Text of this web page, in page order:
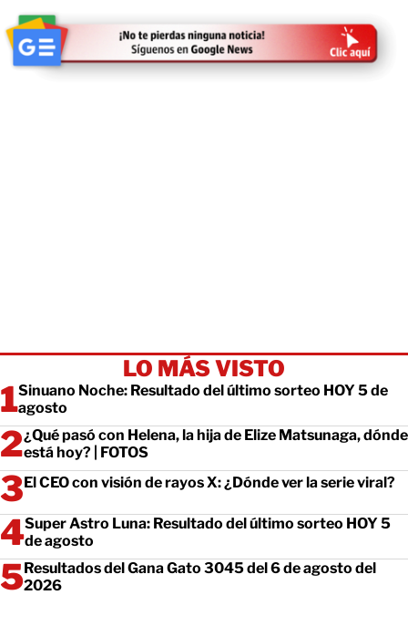
LO MÁS VISTO
Sinuano Noche: Resultado del último sorteo HOY 5 de
agosto
¿Qué pasó con Helena, la hija de Elize Matsunaga, dónde
está hoy? | FOTOS
El CEO con visión de rayos X: ¿Dónde ver la serie viral?
Super Astro Luna: Resultado del último sorteo HOY 5
de agosto
Resultados del Gana Gato 3045 del 6 de agosto del
2026